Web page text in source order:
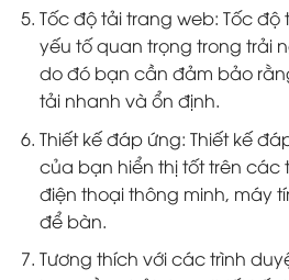
Tốc độ tải trang web: Tốc
yếu tố quan trọng trong trải
do đó bạn cần đảm bảo
tải nhanh và ổn định.
Thiết kế đáp ứng: Thiết kế
của bạn hiển thị tốt trên các
điện thoại thông minh, máy
để bàn.
Tương thích với các trình